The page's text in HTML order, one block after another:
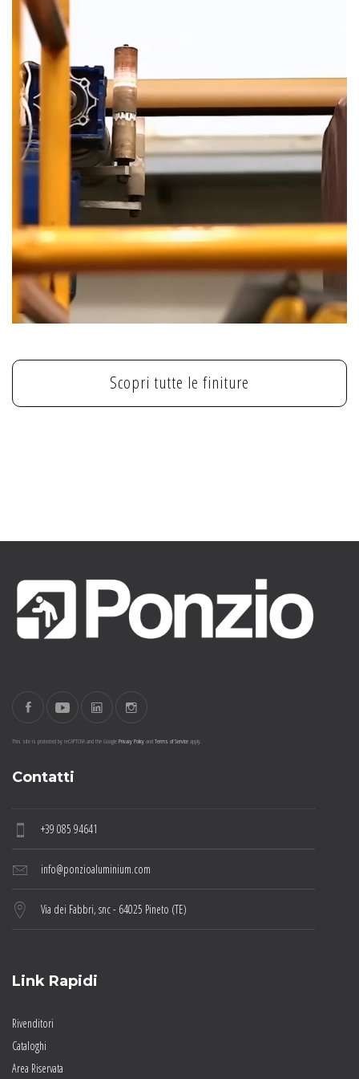
Scopri tutte le finiture
This site is protected by reCAPTCHA and the GooglePrivacy PolicyandTerms of Serviceapply.
Contatti
+39 085 94641
info@ponzioaluminium.com
Via dei Fabbri, snc - 64025 Pineto (TE)
Link Rapidi
Rivenditori
Cataloghi
Area Riservata